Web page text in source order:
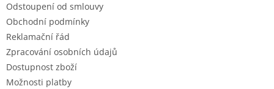
Odstoupení od smlouvy
Obchodní podmínky
Reklamační řád
Zpracování osobních údajů
Dostupnost zboží
Možnosti platby